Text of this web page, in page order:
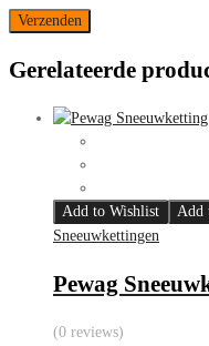
Gerelateerde
Add to Wishlist
Add
Sneeuwkettingen
Pewag
(0 reviews)